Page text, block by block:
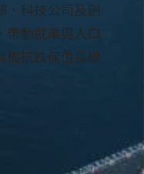
、科技公司及創
帶動就業與人口
備抗跌保值長線